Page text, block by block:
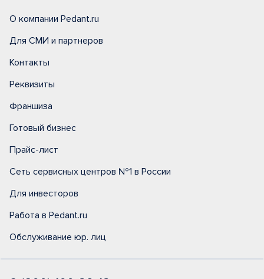
О компании Pedant.ru
Для СМИ и партнеров
Контакты
Реквизиты
Франшиза
Готовый бизнес
Прайс-лист
Сеть сервисных центров №1 в России
Для инвесторов
Работа в Pedant.ru
Обслуживание юр. лиц